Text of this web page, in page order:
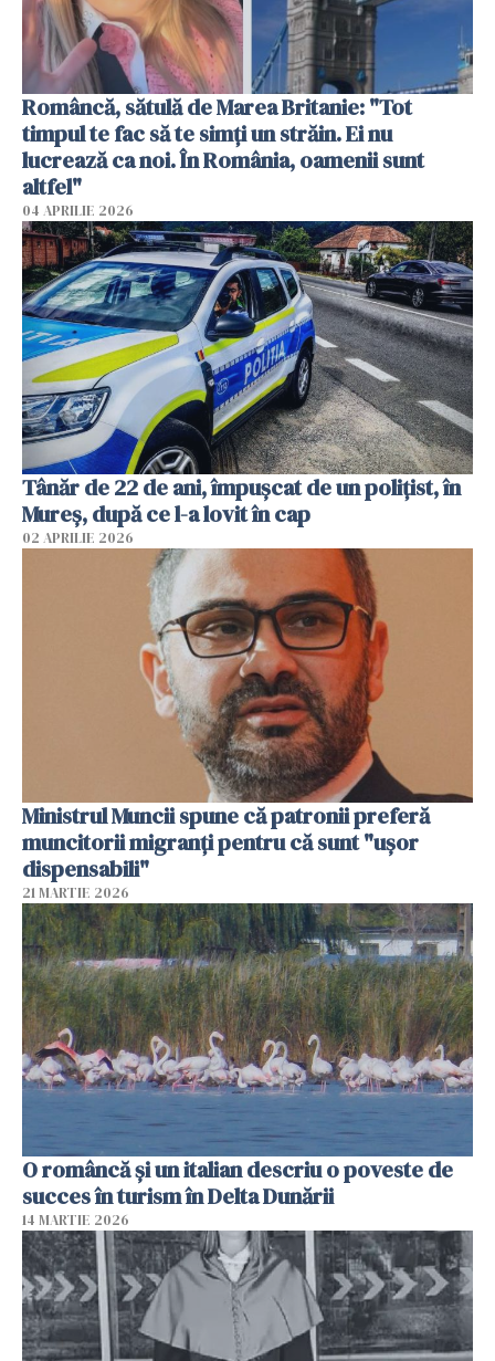
Româncă, sătulă de Marea Britanie: "Tot
timpul te fac să te simți un străin. Ei nu
lucrează ca noi. În România, oamenii sunt
altfel"
04 APRILIE 2026
Tânăr de 22 de ani, împușcat de un polițist, în
Mureș, după ce l-a lovit în cap
02 APRILIE 2026
Ministrul Muncii spune că patronii preferă
muncitorii migranți pentru că sunt "uşor
dispensabili"
21 MARTIE 2026
O româncă și un italian descriu o poveste de
succes în turism în Delta Dunării
14 MARTIE 2026